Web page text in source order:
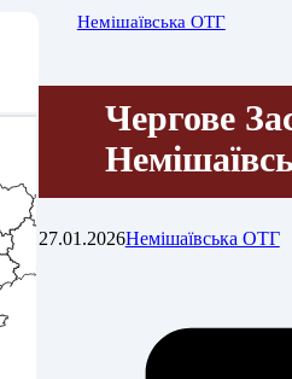
Немішаївська ОТГ
Чергове
27.01.2026Немішаївська ОТГ